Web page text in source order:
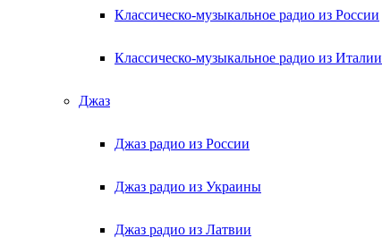
Классическо-музыкальное радио из России
Классическо-музыкальное радио из Италии
Джаз
Джаз радио из России
Джаз радио из Украины
Джаз радио из Латвии